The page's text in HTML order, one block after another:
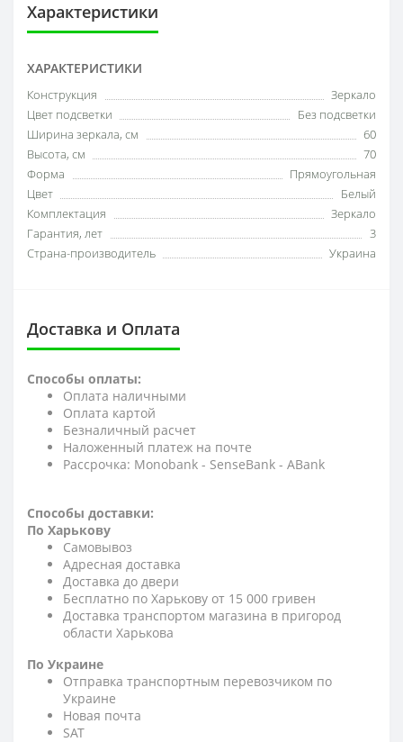
Характеристики
ХАРАКТЕРИСТИКИ
Конструкция
Зеркало
Цвет подсветки
Без подсветки
Ширина зеркала, см
60
Высота, см
70
Форма
Прямоугольная
Цвет
Белый
Комплектация
Зеркало
Гарантия, лет
3
Страна-производитель
Украина
Доставка и Оплата
Способы оплаты:
Оплата наличными
Оплата картой
Безналичный расчет
Наложенный платеж на почте
Рассрочка: Monobank - SenseBank - АBank
Способы доставки:
По Харькову
Самовывоз
Адресная доставка
Доставка до двери
Бесплатно по Харькову от 15 000 гривен
Доставка транспортом магазина в пригород
области Харькова
По Украине
Отправка транспортным перевозчиком по
Украине
Новая почта
SAT